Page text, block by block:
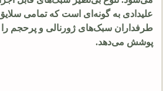
علیدادی به گونه‌ای است که تمامی
طرفداران سبک‌های ژورنالی و پرحجم
پوشش می‌دهد.